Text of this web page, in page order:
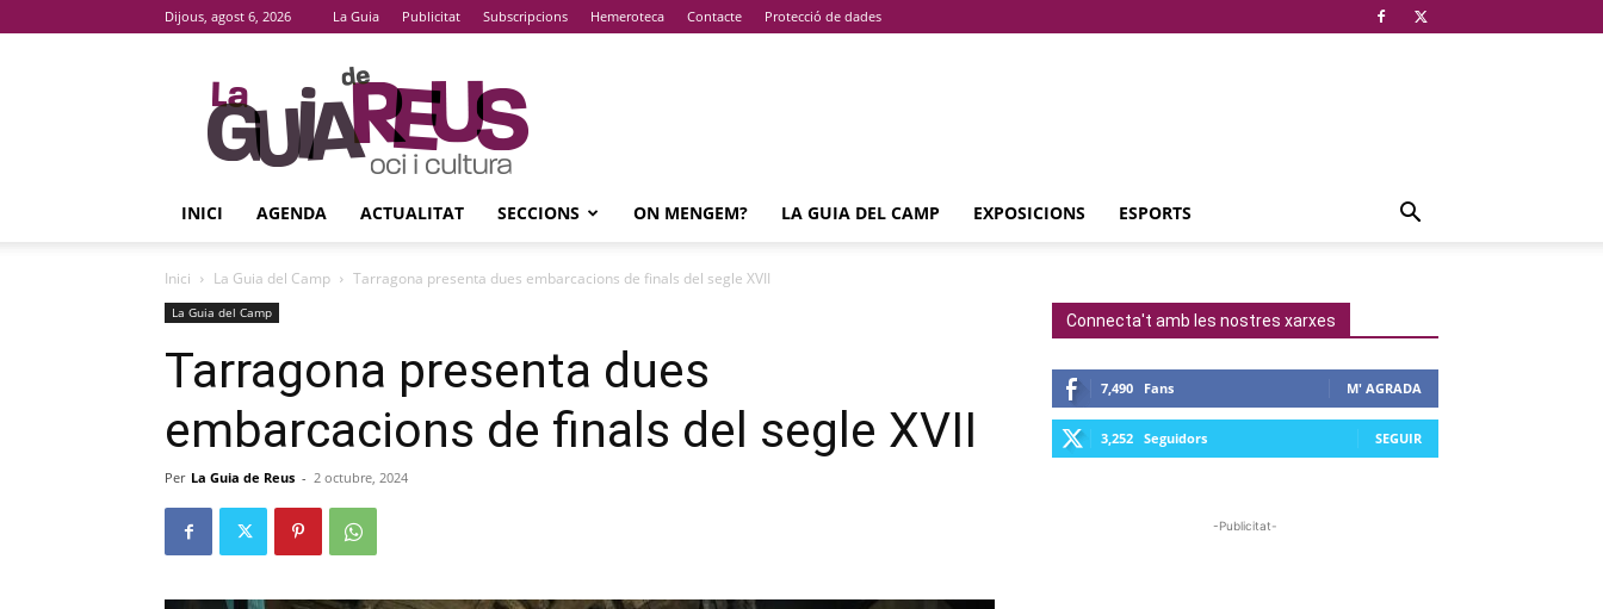
Dijous, agost 6, 2026 La Guia Publicitat Subscripcions Hemeroteca Contacte Protecció de dades
La
Guia
De
Reus
INICI AGENDA ACTUALITAT SECCIONS ON MENGEM? LA GUIA DEL CAMP EXPOSICIONS ESPORTS
Inici La Guia del Camp Tarragona presenta dues embarcacions de finals del segle XVII
La Guia del Camp
Tarragona presenta dues
embarcacions de finals del segle XVII
Per La Guia de Reus - 2 octubre, 2024
Connecta't amb les nostres xarxes
7,490 Fans M' AGRADA
3,252 Seguidors SEGUIR
-Publicitat-